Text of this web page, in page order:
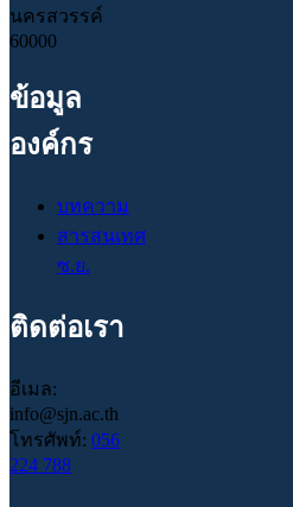
นครสวรรค์
60000
ข้อมูล
องค์กร
บทความ
สารสนเทศ
ซ.ย.
ติดต่อเรา
อีเมล:
info@sjn.ac.th
โทรศัพท์: 056
224 788